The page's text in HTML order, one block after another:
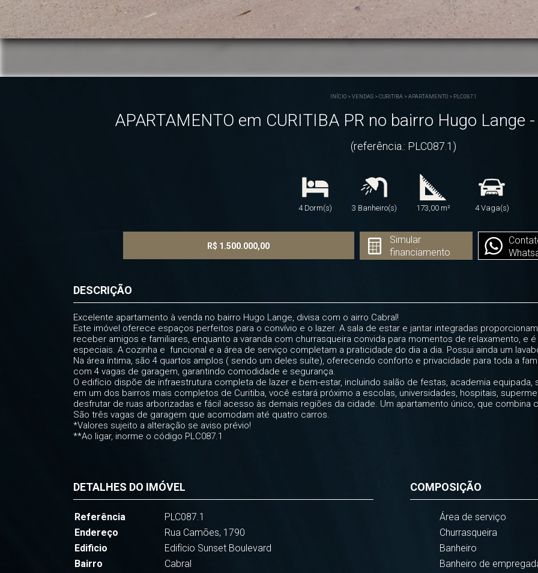
INÍCIO > VENDAS > CURITIBA > APARTAMENTO > PLC087.1
APARTAMENTO em CURITIBA PR no bairro Hugo Lange
(referência.: PLC087.1)
4 Dorm(s) 3 Banheiro(s) 173,00 m² 4 Vaga(s)
R$ 1.500.000,00
Simular
financiamento
DESCRIÇÃO
Excelente apartamento à venda no bairro Hugo Lange, divisa com o airro Cabral!
Este imóvel oferece espaços perfeitos para o convívio e o lazer. A sala de estar e jantar integradas
receber amigos e familiares, enquanto a varanda com churrasqueira convida para momentos de relaxamento,
especiais. A cozinha e funcional e a área de serviço completam a praticidade do dia a dia. Possui ainda um
Na área íntima, são 4 quartos amplos ( sendo um deles suíte), oferecendo conforto e privacidade para toda a
com 4 vagas de garagem, garantindo comodidade e segurança.
O edifício dispõe de infraestrutura completa de lazer e bem-estar, incluindo salão de festas, academia
em um dos bairros mais completos de Curitiba, você estará próximo a escolas, universidades, hospitais,
desfrutar de ruas arborizadas e fácil acesso às demais regiões da cidade. Um apartamento único, que combina
São três vagas de garagem que acomodam até quatro carros.
*Valores sujeito a alteração se aviso prévio!
**Ao ligar, inorme o código PLC087.1
DETALHES DO IMÓVEL
Referência
PLC087.1
Endereço
Rua Camões, 1790
Edificio
Edifício Sunset Boulevard
Bairro
Cabral
COMPOSIÇÃO
Área de serviço
Churrasqueira
Banheiro
Banheiro de